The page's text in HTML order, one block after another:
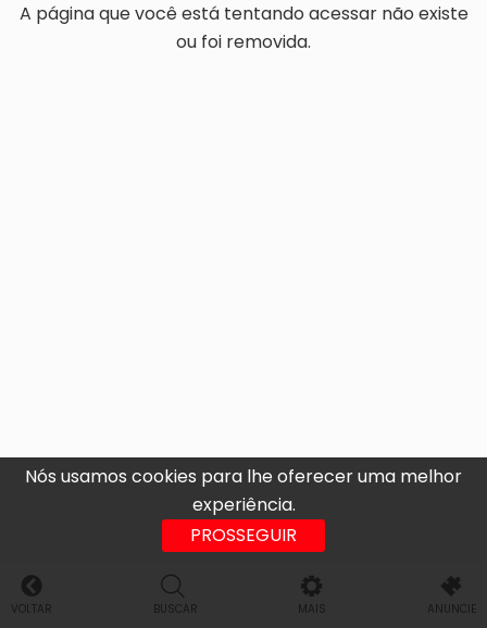
Nós usamos cookies para lhe oferecer uma melhor
experiência.
PROSSEGUIR
A página que você está tentando acessar não existe
ou foi removida.
VOLTAR BUSCAR MAIS ANUNCIE